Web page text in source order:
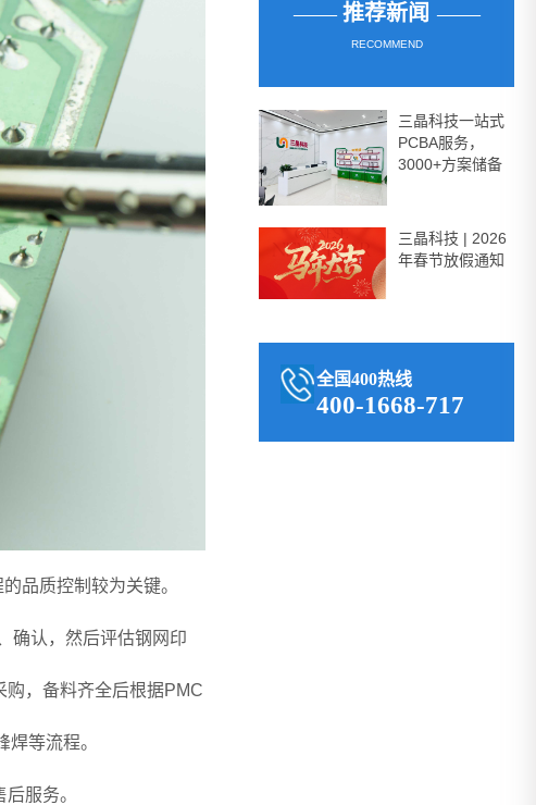
品质控制较为关键。
确认，然后评估钢网印
，备料齐全后根据PMC
等流程。
服务。
——推荐新闻 ——
RECOMMEND
三晶科技一站式
PCBA服务，
3000+方案储备
三晶科技 | 2026
年春节放假通知
全国400热线
400-1668-717